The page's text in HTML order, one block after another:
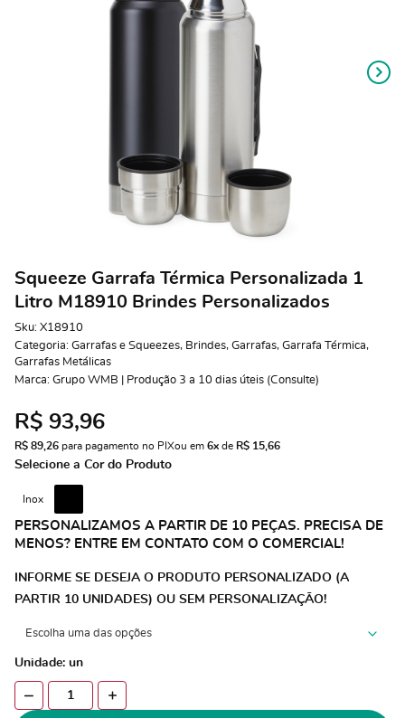
Squeeze Garrafa Térmica Personalizada 1
Litro M18910 Brindes Personalizados
Sku: X18910
Categoria: Garrafas e Squeezes, Brindes, Garrafas, Garrafa Térmica,
Garrafas Metálicas
Marca: Grupo WMB | Produção 3 a 10 dias úteis (Consulte)
R$ 93,96
R$ 89,26 para pagamento no PIXou em 6x de R$ 15,66
Selecione a Cor do Produto
Inox
PERSONALIZAMOS A PARTIR DE 10 PEÇAS. PRECISA DE
MENOS? ENTRE EM CONTATO COM O COMERCIAL!
INFORME SE DESEJA O PRODUTO PERSONALIZADO (A
PARTIR 10 UNIDADES) OU SEM PERSONALIZAÇÃO!
Unidade: un